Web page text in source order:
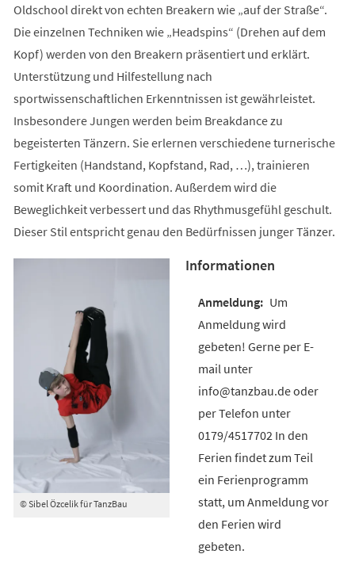
Oldschool direkt von echten Breakern wie „auf der Straße“.
Die einzelnen Techniken wie „Headspins“ (Drehen auf dem
Kopf) werden von den Breakern präsentiert und erklärt.
Unterstützung und Hilfestellung nach
sportwissenschaftlichen Erkenntnissen ist gewährleistet.
Insbesondere Jungen werden beim Breakdance zu
begeisterten Tänzern. Sie erlernen verschiedene turnerische
Fertigkeiten (Handstand, Kopfstand, Rad, …), trainieren
somit Kraft und Koordination. Außerdem wird die
Beweglichkeit verbessert und das Rhythmusgefühl geschult.
Dieser Stil entspricht genau den Bedürfnissen junger Tänzer.
© Sibel Özcelik für TanzBau
Informationen
Um
Anmeldung wird
gebeten! Gerne per E-
mail unter
info@tanzbau.de oder
per Telefon unter
0179/4517702 In den
Ferien findet zum Teil
ein Ferienprogramm
statt, um Anmeldung vor
den Ferien wird
gebeten.